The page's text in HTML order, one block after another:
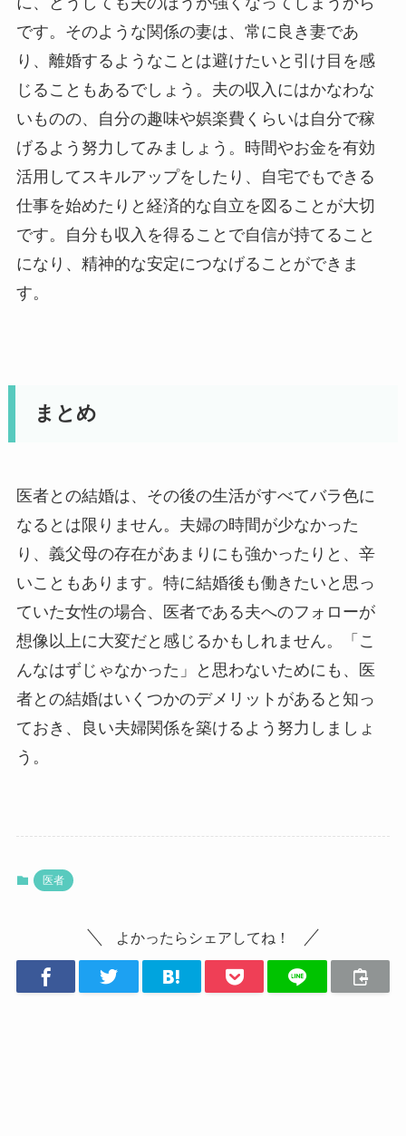
です。そのような関係の妻は、常に良き妻であ
り、離婚するようなことは避けたいと引け目を感
じることもあるでしょう。夫の収入にはかなわな
いものの、自分の趣味や娯楽費くらいは自分で稼
げるよう努力してみましょう。時間やお金を有効
活用してスキルアップをしたり、自宅でもできる
仕事を始めたりと経済的な自立を図ることが大切
です。自分も収入を得ることで自信が持てること
になり、精神的な安定につなげることができま
す。
まとめ
医者との結婚は、その後の生活がすべてバラ色に
なるとは限りません。夫婦の時間が少なかった
り、義父母の存在があまりにも強かったりと、辛
いこともあります。特に結婚後も働きたいと思っ
ていた女性の場合、医者である夫へのフォローが
想像以上に大変だと感じるかもしれません。「こ
んなはずじゃなかった」と思わないためにも、医
者との結婚はいくつかのデメリットがあると知っ
ておき、良い夫婦関係を築けるよう努力しましょ
う。
医者
よかったらシェアしてね！